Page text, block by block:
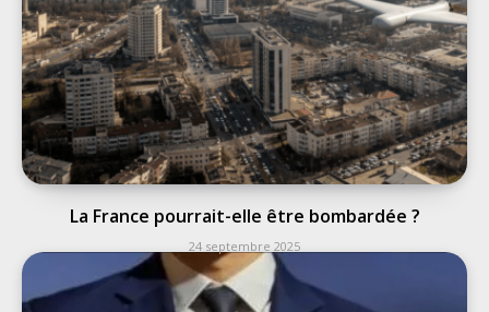
La France pourrait-elle être bombardée ?
24 septembre 2025